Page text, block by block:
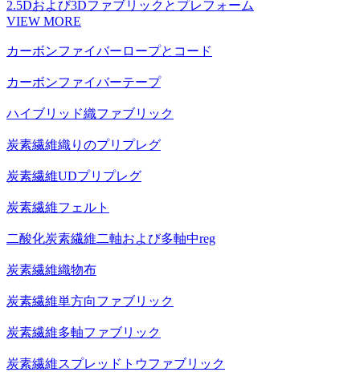
2.5Dおよび3Dファブリックとプレフォーム
VIEW MORE
カーボンファイバーロープとコード
カーボンファイバーテープ
ハイブリッド織ファブリック
炭素繊維織りのプリプレグ
炭素繊維UDプリプレグ
炭素繊維フェルト
二酸化炭素繊維二軸および多軸中reg
炭素繊維織物布
炭素繊維単方向ファブリック
炭素繊維多軸ファブリック
炭素繊維スプレッドトウファブリック